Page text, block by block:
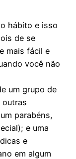
hábito e isso
de se
mais fácil e
você não
um grupo de
outras
parabéns,
e uma
e
em algum